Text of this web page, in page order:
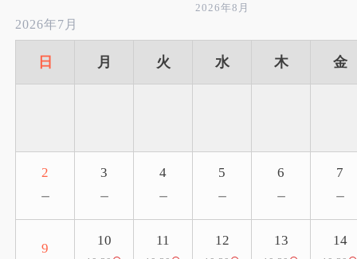
2026年8月
2026年7月
日 月 火 水 木 金
2
－
3
－
4
－
5
－
6
－
7
－
9
10 11 12 13 14